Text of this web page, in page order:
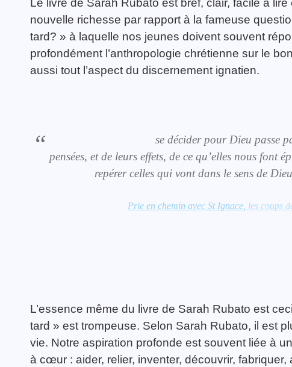
Le livre de Sarah Rubato est bref, clair, facile à
nouvelle richesse par rapport à la fameuse
tard? » à laquelle nos jeunes doivent souvent
profondément l’anthropologie chrétienne sur le
aussi tout l’aspect du discernement ignatien.
se décider pour Dieu passe
pensées, et de leurs effets, de ce qu’elles nous font
repérer celles qui vont dans le sens de
Prie en chemin avec St Ignace, les coups
L’essence même du livre de Sarah Rubato est
tard » est trompeuse. Selon Sarah Rubato, il est
vie. Notre aspiration profonde est souvent liée à
à cœur : aider, relier, inventer, découvrir,